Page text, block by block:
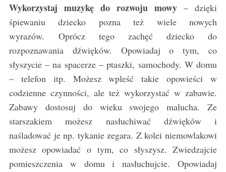
Wykorzystaj muzykę do rozwoju mowy– dzięki
śpiewaniu dziecko pozna też wiele nowych
wyrazów. Oprócz tego zachęć dziecko do
rozpoznawania dźwięków. Opowiadaj o tym, co
słyszycie – na spacerze – ptaszki, samochody. W domu
– telefon itp. Możesz wpleść takie opowieści w
codzienne czynności, ale też wykorzystać w zabawie.
Zabawy dostosuj do wieku swojego malucha. Ze
starszakiem możesz nasłuchiwać dźwięków i
naśladować je np. tykanie zegara. Z kolei niemowlakowi
możesz opowiadać o tym, co słyszysz. Zwiedzajcie
pomieszczenia w domu i nasłuchujcie. Opowiadaj